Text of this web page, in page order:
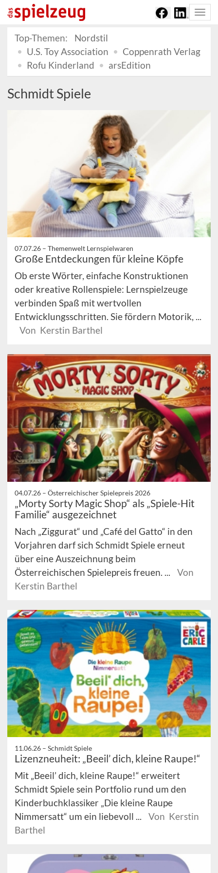
Top-Themen:
Nordstil
U.S. Toy Association
Coppenrath Verlag
Rofu Kinderland
arsEdition
Schmidt Spiele
07.07.26 – Themenwelt Lernspielwaren
Große Entdeckungen für kleine Köpfe
Ob erste Wörter, einfache Konstruktionen
oder kreative Rollenspiele: Lernspielzeuge
verbinden Spaß mit wertvollen
Entwicklungsschritten. Sie fördern Motorik, ...
Von Kerstin Barthel
04.07.26 – Österreichischer Spielepreis 2026
„Morty Sorty Magic Shop“ als „Spiele-Hit
Familie“ ausgezeichnet
Nach „Ziggurat“ und „Café del Gatto“ in den
Vorjahren darf sich Schmidt Spiele erneut
über eine Auszeichnung beim
Österreichischen Spielepreis freuen. ...
Von
Kerstin Barthel
11.06.26 – Schmidt Spiele
Lizenzneuheit: „Beeil’ dich, kleine Raupe!“
Mit „Beeil’ dich, kleine Raupe!“ erweitert
Schmidt Spiele sein Portfolio rund um den
Kinderbuchklassiker „Die kleine Raupe
Nimmersatt“ um ein liebevoll ...
Von Kerstin
Barthel